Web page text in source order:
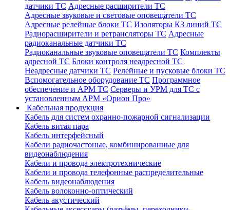
датчики ТС Адресные расширители ТС
Адресные звуковые и световые оповещатели ТС
Адресные релейные блоки ТС Изоляторы КЗ линий ТС
Радиорасширители и ретрансляторы ТС Адресные
радиоканальные датчики ТС
Радиоканальные звуковые оповещатели ТС Комплекты
адресной ТС Блоки контроля неадресной ТС
Неадресные датчики ТС Релейные и пусковые блоки ТС
Вспомогательное оборудование ТС Программное
обеспечение и АРМ ТС Серверы и УРМ для ТС с
установленным АРМ «Орион Про»
Кабельная продукция
Кабель для систем охранно-пожарной сигнализации
Кабель витая пара
Кабель интерфейсный
Кабели радиочастоные, комбинированные для
видеонаблюдения
Кабели и провода электротехнические
Кабели и провода телефонные распределительные
Кабель видеонаблюдения
Кабель волоконно-оптический
Кабель акустический